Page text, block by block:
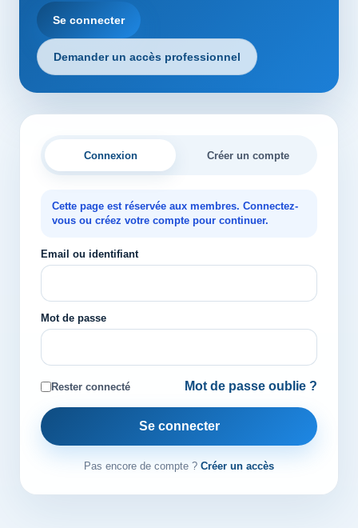
Se connecter
Demander un accès professionnel
Connexion Créer un compte
Cette page est réservée aux membres. Connectez-
vous ou créez votre compte pour continuer.
Email ou identifiant
Mot de passe
Rester connecté Mot de passe oublie ?
Se connecter
Pas encore de compte ? Créer un accès